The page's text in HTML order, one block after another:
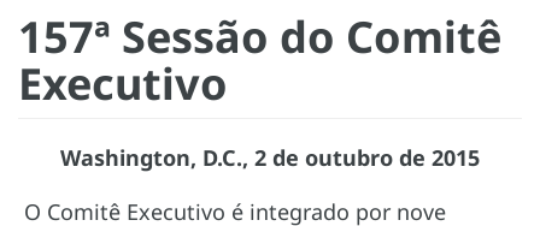
157ª Sessão do Comitê
Executivo
Washington, D.C., 2 de outubro de 2015
O Comitê Executivo é integrado por nove